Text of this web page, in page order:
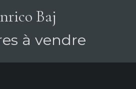
Baj
à vendre